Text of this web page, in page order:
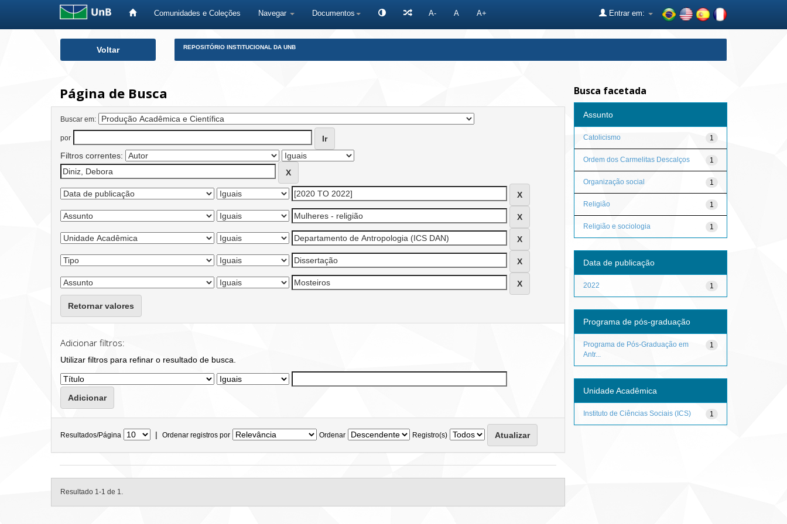
Comunidades e Coleções Navegar Documentos A- A A+ Entrar em:
Voltar REPOSITÓRIO INSTITUCIONAL DA UNB
Página de Busca
Buscar em:
por
Filtros correntes:
Retornar valores
Adicionar filtros:
Utilizar filtros para refinar o resultado de busca.
Resultados/Página | Ordenar registros por Ordenar Registro(s)
Resultado 1-1 de 1.
Busca facetada
Assunto
1
Catolicismo
1
Ordem dos Carmelitas Descalços
1
Organização social
1
Religião
1
Religião e sociologia
Data de publicação
1
2022
Programa de pós-graduação
1
Programa de Pós-Graduação em
Antr...
Unidade Acadêmica
1
Instituto de Ciências Sociais (ICS)